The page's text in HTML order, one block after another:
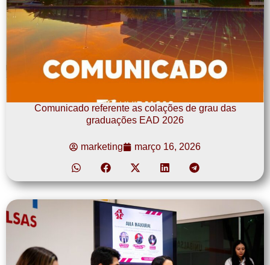
Comunicado referente as colações de grau das
graduações EAD 2026
marketing março 16, 2026